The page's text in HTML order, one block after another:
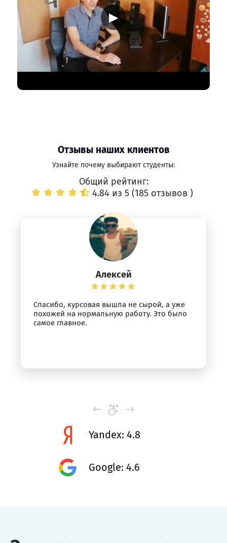
▶
Отзывы наших клиентов
Узнайте почему выбирают студенты:
Общий рейтинг:
4.84 из 5 (185 отзывов )
Алексей
Спасибо, курсовая вышла не сырой, а уже
похожей на нормальную работу. Это было
самое главное.
Yandex: 4.8
Google: 4.6